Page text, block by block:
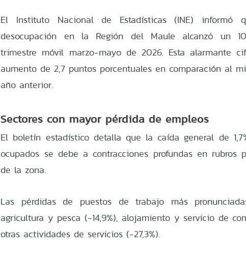
El Instituto Nacional de Estadísticas (INE) informó
desocupación en la Región del Maule alcanzó un
trimestre móvil marzo-mayo de 2026. Esta alarmante
aumento de 2,7 puntos porcentuales en comparación al
año anterior.
Sectores con mayor pérdida de empleos
El boletín estadístico detalla que la caída general de
ocupados se debe a contracciones profundas en rubros
de la zona.
Las pérdidas de puestos de trabajo más
agricultura y pesca (-14,9%), alojamiento y servicio de
otras actividades de servicios (-27,3%).